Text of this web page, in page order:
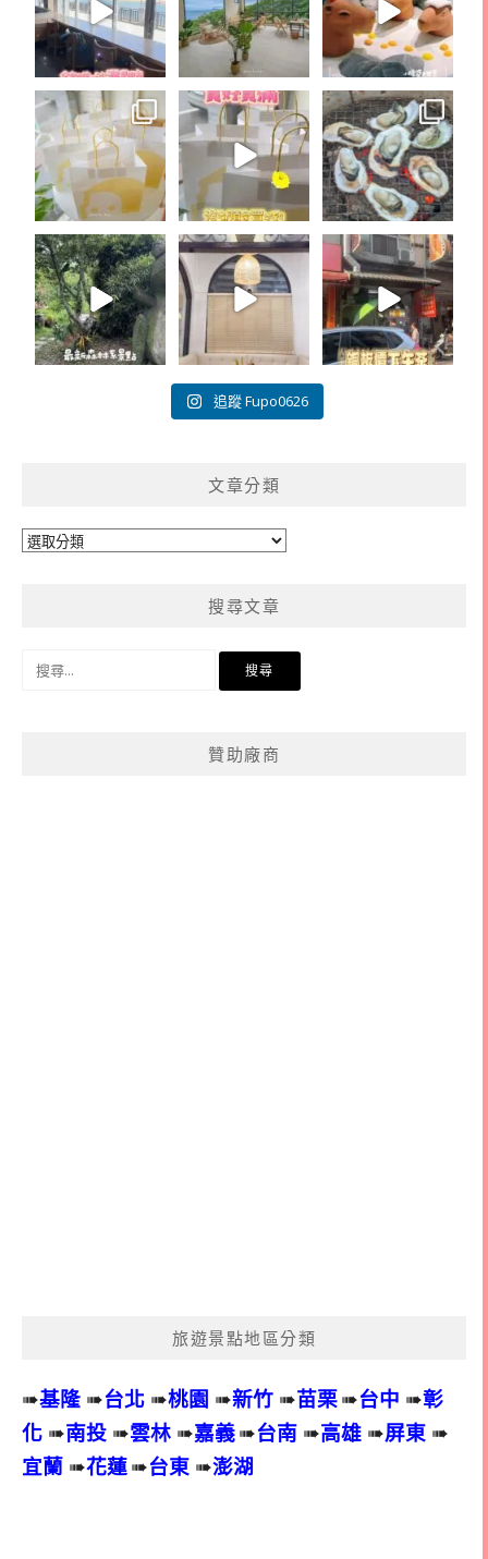
追蹤 Fupo0626
文章分類
文
搜尋文章
贊助廠商
旅遊景點地區分類
➠基隆 ➠台北 ➠桃園 ➠新竹 ➠苗栗➠台中 ➠彰
化 ➠南投 ➠雲林 ➠嘉義➠台南 ➠高雄 ➠屏東 ➠
宜蘭 ➠花蓮➠台東 ➠澎湖